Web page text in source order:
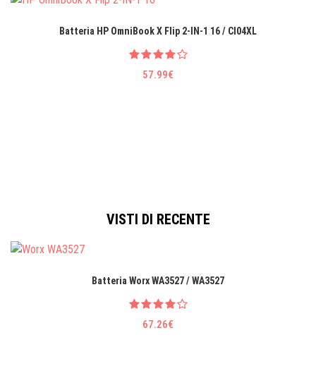
Batteria HP OmniBook X Flip 2-IN-1 16 / CI04XL
57.99€
VISTI DI RECENTE
Batteria Worx WA3527 / WA3527
67.26€